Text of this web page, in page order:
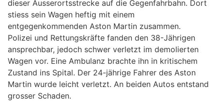
dieser Ausserortsstrecke auf die Gegenfahrbahn. Dort
stiess sein Wagen heftig mit einem
entgegenkommenden Aston Martin zusammen.
Polizei und Rettungskräfte fanden den 38-Jährigen
ansprechbar, jedoch schwer verletzt im demolierten
Wagen vor. Eine Ambulanz brachte ihn in kritischem
Zustand ins Spital. Der 24-jährige Fahrer des Aston
Martin wurde leicht verletzt. An beiden Autos entstand
grosser Schaden.